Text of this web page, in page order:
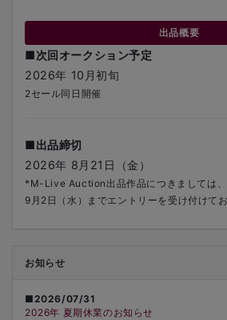
出品概要
■次回オークション予定
2026年 10月初旬
2セール同日開催
■出品締切
2026年 8月21日（金）
*M-Live Auction出品作品につきましては、
9月2日（水）までエントリーを受け付けてお
お知らせ
■2026/07/31
2026年 夏期休業のお知らせ